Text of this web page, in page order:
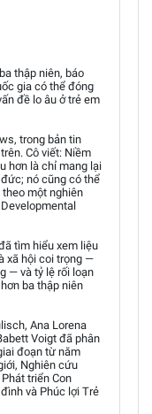
thập niên, báo
gia có thể đóng
đề lo âu ở trẻ em
trong bản tin
Cô viết: Niềm
hơn là chỉ mang lại
nó cũng có thể
theo một nghiên
tìm hiểu xem liệu
xã hội coi trọng —
— và tỷ lệ rối loạn
ba thập niên
Ana Lorena
Voigt đã phân
đoạn từ năm
Nghiên cứu
triển Con
và Phúc lợi Trẻ